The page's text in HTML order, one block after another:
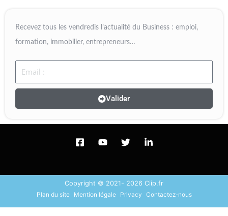
Recevez tous les vendredis l’actualité du Business : emploi,
formation, immobilier, entrepreneurs…
Email
Valider
Copyright © 2021- 2026 Ciip.fr
Plan du site Mention légale Privacy Contactez-nous